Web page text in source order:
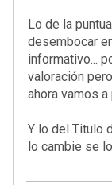
Lo de la
desembocar
informativo...
valoración
ahora vamos
Y lo del Titulo
lo cambie se